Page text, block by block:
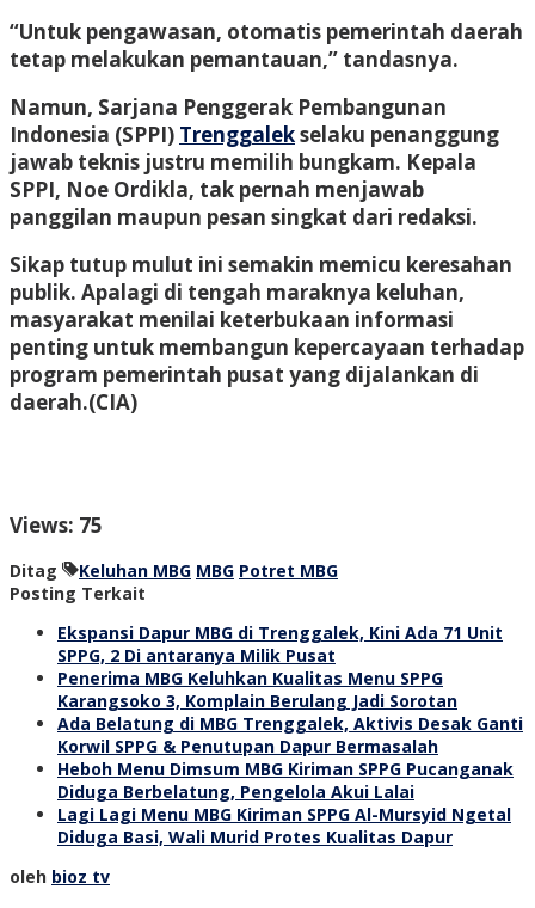
“Untuk pengawasan, otomatis pemerintah daerah
tetap melakukan pemantauan,” tandasnya.
Namun, Sarjana Penggerak Pembangunan
Indonesia (SPPI) Trenggalekselaku penanggung
jawab teknis justru memilih bungkam. Kepala
SPPI, Noe Ordikla, tak pernah menjawab
panggilan maupun pesan singkat dari redaksi.
Sikap tutup mulut ini semakin memicu keresahan
publik. Apalagi di tengah maraknya keluhan,
masyarakat menilai keterbukaan informasi
penting untuk membangun kepercayaan terhadap
program pemerintah pusat yang dijalankan di
daerah.(CIA)
Views: 75
Ditag Keluhan MBG MBG Potret MBG
Posting Terkait
Ekspansi Dapur MBG di Trenggalek, Kini Ada 71 Unit
SPPG, 2 Di antaranya Milik Pusat
Penerima MBG Keluhkan Kualitas Menu SPPG
Karangsoko 3, Komplain Berulang Jadi Sorotan
Ada Belatung di MBG Trenggalek, Aktivis Desak Ganti
Korwil SPPG & Penutupan Dapur Bermasalah
Heboh Menu Dimsum MBG Kiriman SPPG Pucanganak
Diduga Berbelatung, Pengelola Akui Lalai
Lagi Lagi Menu MBG Kiriman SPPG Al-Mursyid Ngetal
Diduga Basi, Wali Murid Protes Kualitas Dapur
oleh bioz tv